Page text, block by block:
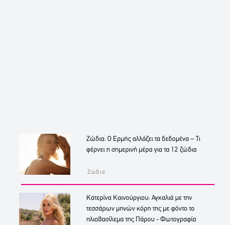
Ζώδια: Ο Ερμής αλλάζει τα δεδομένα – Τι
φέρνει η σημερινή μέρα για τα 12 ζώδια
Ζώδια
Κατερίνα Καινούργιου: Αγκαλιά με την
τεσσάρων μηνών κόρη της με φόντο το
ηλιοβασίλεμα της Πάρου - Φωτογραφία